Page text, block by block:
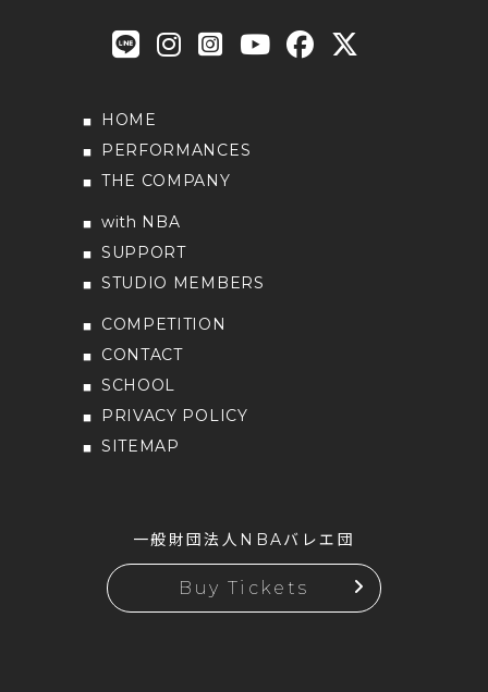
HOME
PERFORMANCES
THE COMPANY
with NBA
SUPPORT
STUDIO MEMBERS
COMPETITION
CONTACT
SCHOOL
PRIVACY POLICY
SITEMAP
一般財団法人NBAバレエ団
Buy Tickets